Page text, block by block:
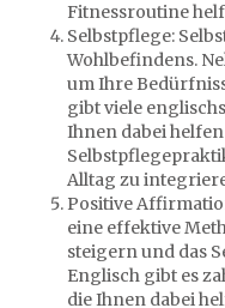
Fitnessroutine
Selbstpflege:
Wohlbefindens.
um Ihre
gibt viele
Ihnen dabei
Alltag zu
Positive
eine effektive
steigern und das
Englisch gibt es
die Ihnen dabei